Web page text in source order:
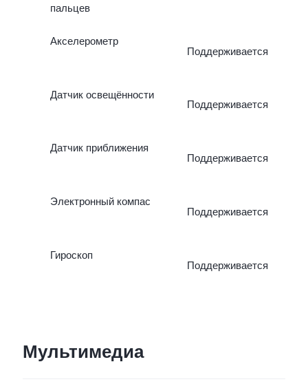
пальцев
Акселерометр
Поддерживается
Датчик освещённости
Поддерживается
Датчик приближения
Поддерживается
Электронный компас
Поддерживается
Гироскоп
Поддерживается
Мультимедиа